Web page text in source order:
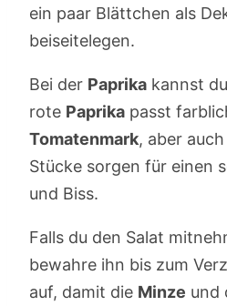
ein paar Blättchen als
beiseitelegen.
Bei der Paprika kannst
rote Paprika passt
Tomatenmark, aber
Stücke sorgen für einen
und Biss.
Falls du den Salat
bewahre ihn bis zum
auf, damit die Minze und